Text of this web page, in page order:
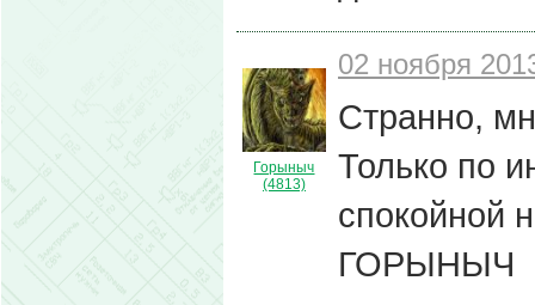
Горыныч
(4813)
02 ноября
Странно,
Только по
спокойной
ГОРЫНЫЧ